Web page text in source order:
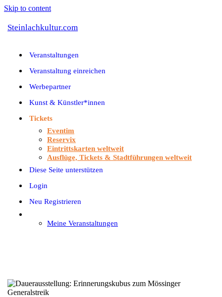
Skip to content
Steinlachkultur.com
Veranstaltungen
Veranstaltung einreichen
Werbepartner
Kunst & Künstler*innen
Tickets
Eventim
Reservix
Eintrittskarten weltweit
Ausflüge, Tickets & Stadtführungen weltweit
Diese Seite unterstützen
Login
Neu Registrieren
Meine Veranstaltungen